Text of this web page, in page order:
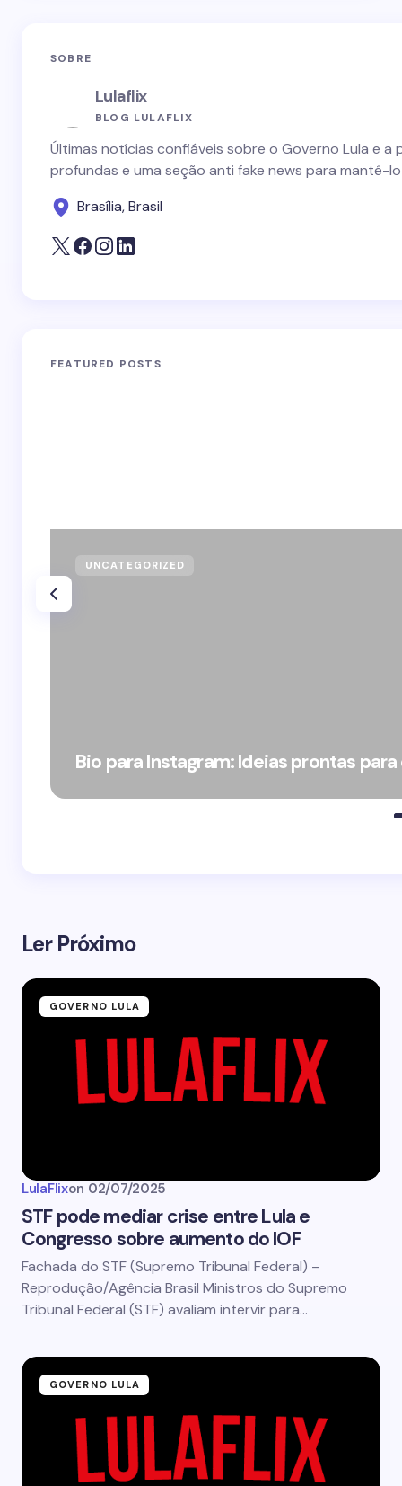
SOBRE
Lulaflix
BLOG LULAFLIX
Últimas notícias confiáveis sobre o Governo Lula e
profundas e uma seção anti fake news para mantê-
Brasília, Brasil
FEATURED POSTS
UNCATEGORIZED
Bio para Instagram: Ideias prontas
Ler Próximo
GOVERNO LULA
LulaFlixon 02/07/2025
STF pode mediar crise entre Lula e
Congresso sobre aumento do IOF
Fachada do STF (Supremo Tribunal Federal) –
Reprodução/Agência Brasil Ministros do Supremo
Tribunal Federal (STF) avaliam intervir para…
GOVERNO LULA